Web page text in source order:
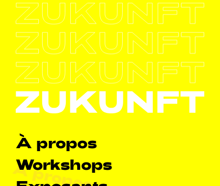
Navigation principale
À propos
À propos
Workshops